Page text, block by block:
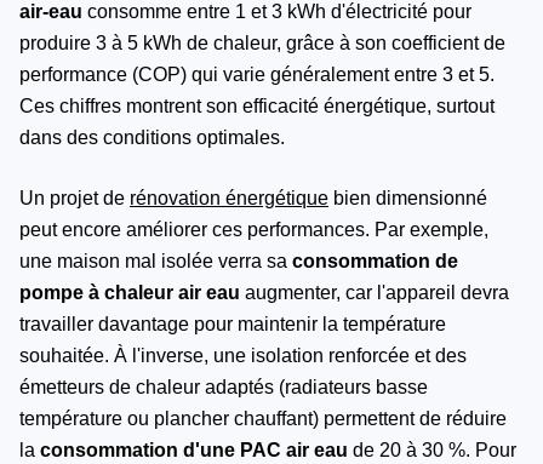
air-eau consomme entre 1 et 3 kWh d'électricité pour
produire 3 à 5 kWh de chaleur, grâce à son coefficient de
performance (COP) qui varie généralement entre 3 et 5.
Ces chiffres montrent son efficacité énergétique, surtout
dans des conditions optimales.
Un projet de rénovation énergétique bien dimensionné
peut encore améliorer ces performances. Par exemple,
une maison mal isolée verra sa consommation de
pompe à chaleur air eau augmenter, car l'appareil devra
travailler davantage pour maintenir la température
souhaitée. À l'inverse, une isolation renforcée et des
émetteurs de chaleur adaptés (radiateurs basse
température ou plancher chauffant) permettent de réduire
la consommation d'une PAC air eau de 20 à 30 %. Pour